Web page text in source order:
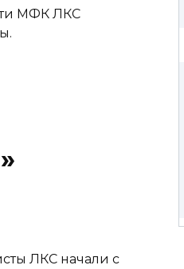
МФК ЛКС
ЛКС начали с